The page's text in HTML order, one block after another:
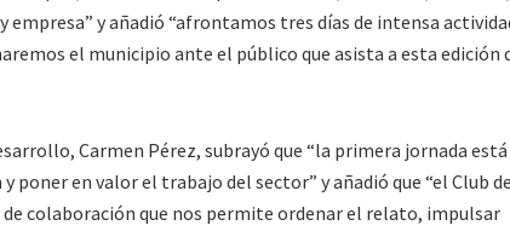
y añadió “afrontamos tres días de intensa
el municipio ante el público que asista a esta edición
Carmen Pérez, subrayó que “la primera jornada está
poner en valor el trabajo del sector” y añadió que “el Club de
colaboración que nos permite ordenar el relato, impulsar